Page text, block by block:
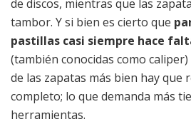
de discos, mientras que las
tambor. Y si bien es cierto que
pastillas casi siempre hace
(también conocidas como
de las zapatas más bien hay
completo; lo que demanda más
herramientas.